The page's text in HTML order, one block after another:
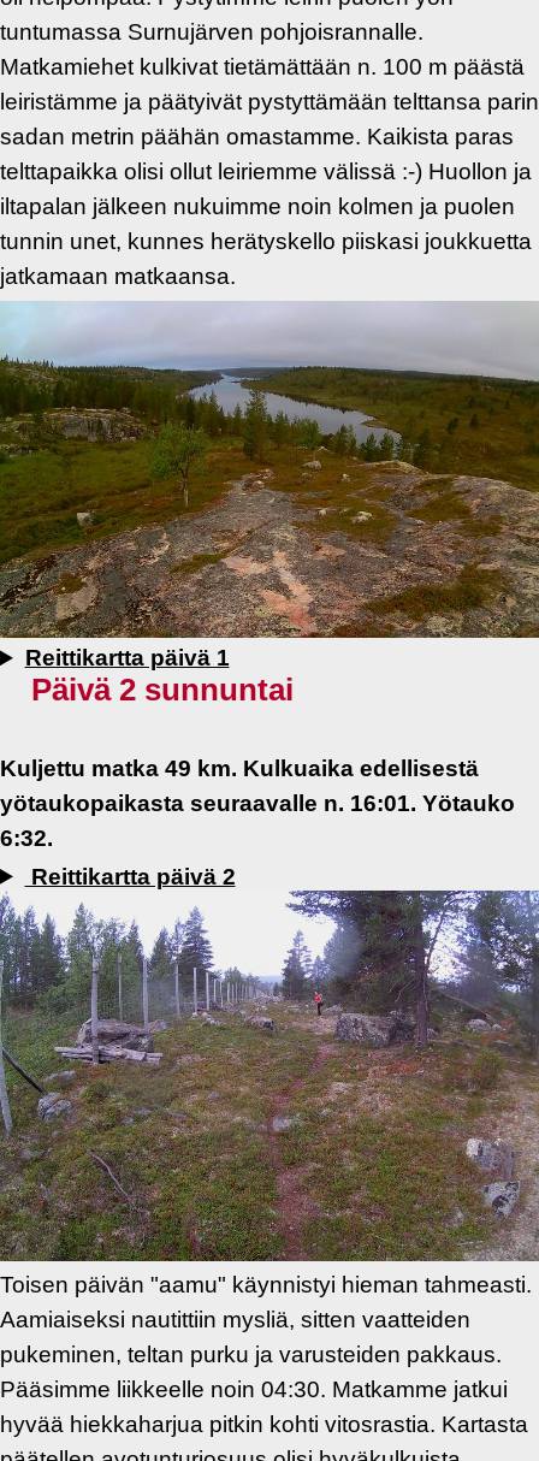
tuntumassa Surnujärven pohjoisrannalle.
Matkamiehet kulkivat tietämättään n. 100 m päästä
leiristämme ja päätyivät pystyttämään telttansa parin
sadan metrin päähän omastamme. Kaikista paras
telttapaikka olisi ollut leiriemme välissä :-) Huollon ja
iltapalan jälkeen nukuimme noin kolmen ja puolen
tunnin unet, kunnes herätyskello piiskasi joukkuetta
jatkamaan matkaansa.
Reittikartta päivä 1
Päivä 2 sunnuntai
Kuljettu matka 49 km. Kulkuaika edellisestä
yötaukopaikasta seuraavalle n. 16:01. Yötauko
6:32.
Reittikartta päivä 2
Toisen päivän "aamu" käynnistyi hieman tahmeasti.
Aamiaiseksi nautittiin mysliä, sitten vaatteiden
pukeminen, teltan purku ja varusteiden pakkaus.
Pääsimme liikkeelle noin 04:30. Matkamme jatkui
hyvää hiekkaharjua pitkin kohti vitosrastia. Kartasta